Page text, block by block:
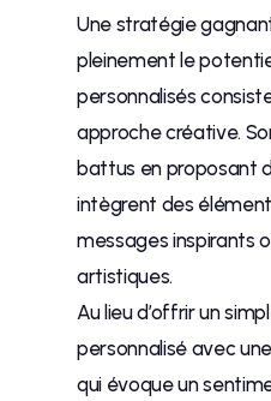
Une stratégie
pleinement le
personnalisés
approche créative.
battus en proposant
intègrent des
messages inspirants
artistiques.
Au lieu d’offrir un
personnalisé avec
qui évoque un